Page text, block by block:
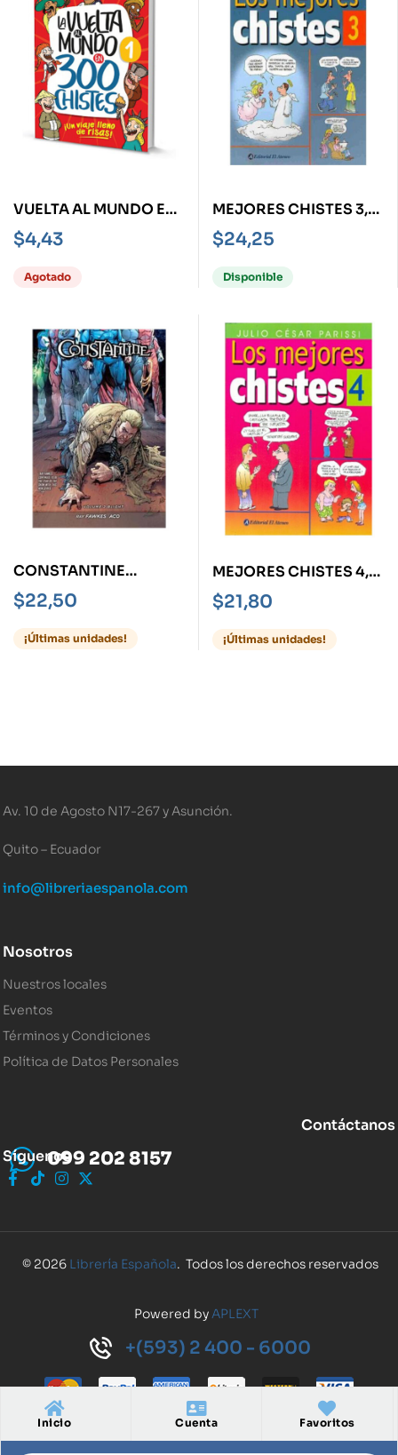
VUELTA AL MUNDO EN
300 CHISTES
$4,43
Agotado
MEJORES CHISTES 3,
LOS
$24,25
Disponible
CONSTANTINE
VOLUME 2 -THE NEW
52-
$22,50
¡Últimas unidades!
MEJORES CHISTES 4,
LOS
$21,80
¡Últimas unidades!
Inicio Cuenta Favoritos
Av. 10 de Agosto N17-267 y Asunción.
Quito – Ecuador
info@libreriaespanola.com
Nosotros
Nuestros locales
Eventos
Términos y Condiciones
Política de Datos Personales
Contáctanos
099 202 8157
Síguenos
© 2026 Librería Española. Todos los derechos reservados
Powered byAPLEXT
+(593) 2 400 - 6000